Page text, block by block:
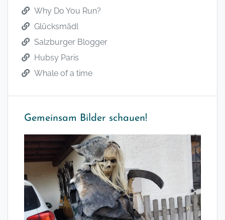
Why Do You Run?
Glücksmädl
Salzburger Blogger
Hubsy Paris
Whale of a time
Gemeinsam Bilder schauen!